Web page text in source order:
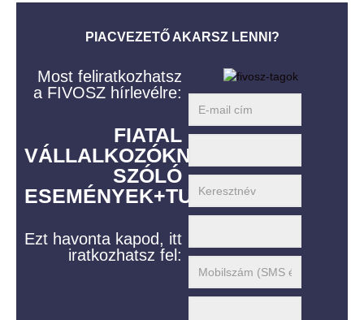
sel – A nyár legjobb networking
2025-
10-10
Új régiós mozgásTÉR – üzleti lehetőségek,
PIACVEZETŐ AKARSZ LENNI?
Most feliratkozhatsz
a FIVOSZ hírlevélre:
FIATAL
VÁLLALKOZÓKNAK
SZÓLÓ
ESEMÉNYEK+TUDÁS
Ezt havonta kapod, itt
iratkozhatsz fel: